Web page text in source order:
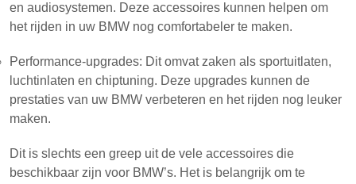
en audiosystemen. Deze accessoires kunnen helpen om
het rijden in uw BMW nog comfortabeler te maken.
Performance-upgrades: Dit omvat zaken als sportuitlaten,
luchtinlaten en chiptuning. Deze upgrades kunnen de
prestaties van uw BMW verbeteren en het rijden nog leuker
maken.
Dit is slechts een greep uit de vele accessoires die
beschikbaar zijn voor BMW’s. Het is belangrijk om te